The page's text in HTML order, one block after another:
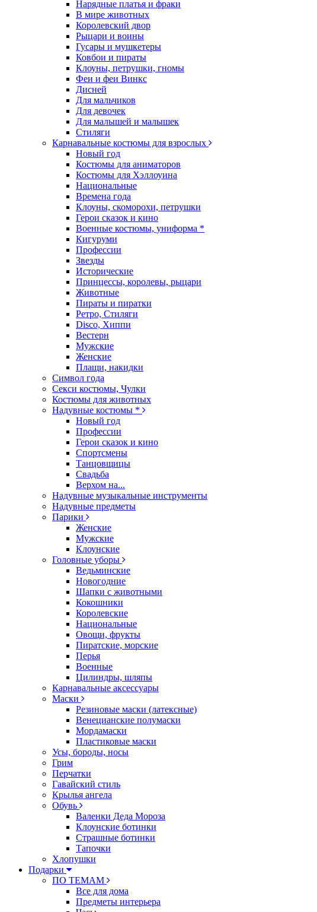
Нарядные платья и фраки
В мире животных
Королевский двор
Рыцари и воины
Гусары и мушкетеры
Ковбои и пираты
Клоуны, петрушки, гномы
Феи и феи Винкс
Дисней
Для мальчиков
Для девочек
Для малышей и малышек
Стиляги
Карнавальные костюмы для взрослых
Новый год
Костюмы для аниматоров
Костюмы для Хэллоуина
Национальные
Времена года
Клоуны, скоморохи, петрушки
Герои сказок и кино
Военные костюмы, униформа *
Кигуруми
Профессии
Звезды
Исторические
Принцессы, королевы, рыцари
Животные
Пираты и пиратки
Ретро, Стиляги
Disco, Хиппи
Вестерн
Мужские
Женские
Плащи, накидки
Символ года
Секси костюмы, Чулки
Костюмы для животных
Надувные костюмы *
Новый год
Профессии
Герои сказок и кино
Спортсмены
Танцовщицы
Свадьба
Верхом на...
Надувные музыкальные инструменты
Надувные предметы
Парики
Женские
Мужские
Клоунские
Головные уборы
Ведьминские
Новогодние
Шапки с животными
Кокошники
Королевские
Национальные
Овощи, фрукты
Пиратские, морские
Перья
Военные
Цилиндры, шляпы
Карнавальные аксессуары
Маски
Резиновые маски (латексные)
Венецианские полумаски
Мордамаски
Пластиковые маски
Усы, бороды, носы
Грим
Перчатки
Гавайский стиль
Крылья ангела
Обувь
Валенки Деда Мороза
Клоунские ботинки
Страшные ботинки
Тапочки
Хлопушки
Подарки
ПО ТЕМАМ
Все для дома
Предметы интерьера